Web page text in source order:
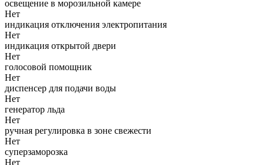
освещение в морозильной камере
Нет
индикация отключения электропитания
Нет
индикация открытой двери
Нет
голосовой помощник
Нет
диспенсер для подачи воды
Нет
генератор льда
Нет
ручная регулировка в зоне свежести
Нет
суперзаморозка
Нет